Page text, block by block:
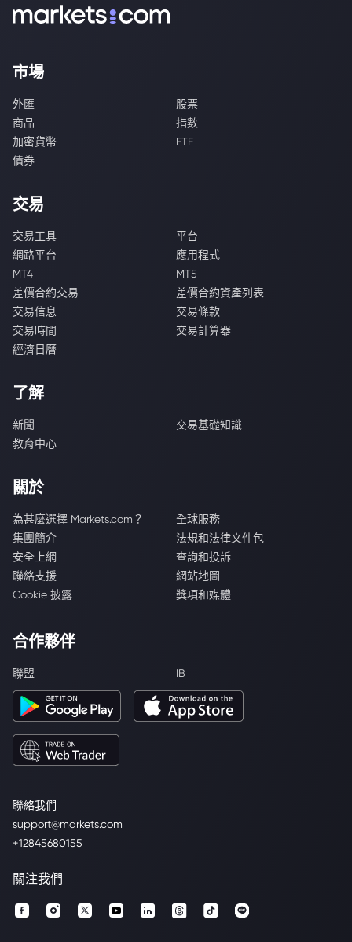
聯絡我們
support@markets.com
+12845680155
市場
外匯
股票
商品
指數
加密貨幣
ETF
債券
交易
交易工具
平台
網路平台
應用程式
MT4
MT5
差價合約交易
差價合約資產列表
交易信息
交易條款
交易時間
交易計算器
經濟日曆
了解
新聞
交易基礎知識
教育中心
關於
為甚麼選擇 Markets.com？
全球服務
集團簡介
法規和法律文件包
安全上網
查詢和投訴
聯絡支援
網站地圖
Cookie 披露
獎項和媒體
合作夥伴
聯盟 IB
關注我們